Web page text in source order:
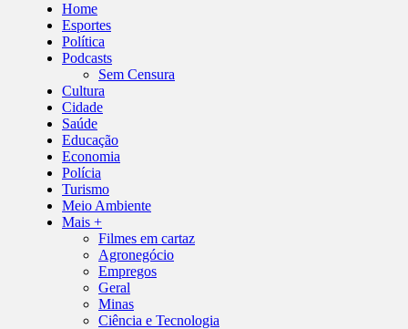
Home
Esportes
Política
Podcasts
Sem Censura
Cultura
Cidade
Saúde
Educação
Economia
Polícia
Turismo
Meio Ambiente
Mais +
Filmes em cartaz
Agronegócio
Empregos
Geral
Minas
Ciência e Tecnologia